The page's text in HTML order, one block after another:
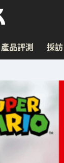
產品評測 採訪